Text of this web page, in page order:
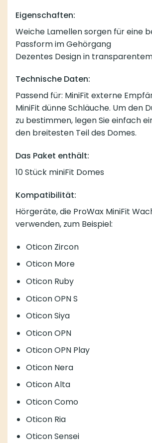
Eigenschaften:
Weiche Lamellen sorgen für eine
Passform im Gehörgang
Dezentes Design in
Technische Daten:
Passend für: MiniFit externe
MiniFit dünne Schläuche. Um den
zu bestimmen, legen Sie einfach
den breitesten Teil des Domes.
Das Paket enthält:
10 Stück miniFit Domes
Kompatibilität:
Hörgeräte, die ProWax MiniFit
verwenden, zum Beispiel:
Oticon Zircon
Oticon More
Oticon Ruby
Oticon OPN S
Oticon Siya
Oticon OPN
Oticon OPN Play
Oticon Nera
Oticon Alta
Oticon Como
Oticon Ria
Oticon Sensei